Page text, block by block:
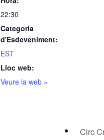
22:30
Categoria
d'Esdeveniment:
EST
Lloc web:
Veure la web »
Circ